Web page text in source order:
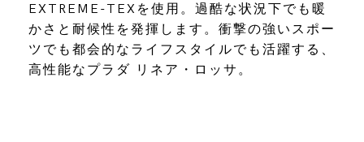
EXTREME-TEXを使用。過酷な状況下でも暖
かさと耐候性を発揮します。衝撃の強いスポー
ツでも都会的なライフスタイルでも活躍する、
高性能なプラダ リネア・ロッサ。